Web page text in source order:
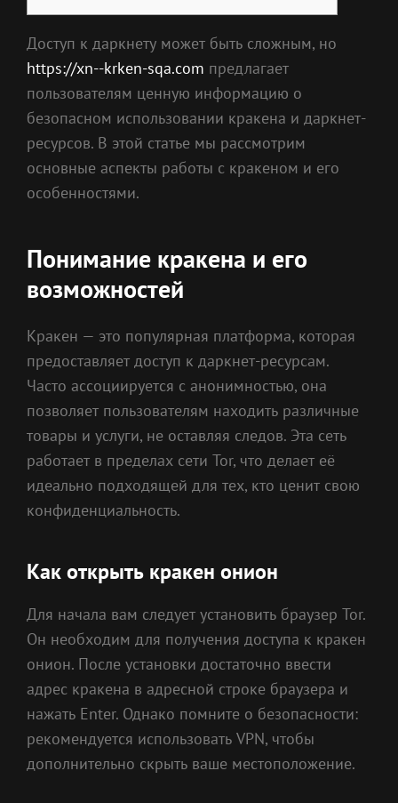
Доступ к даркнету может быть сложным, но
https://xn--krken-sqa.com предлагает
пользователям ценную информацию о
безопасном использовании кракена и даркнет-
ресурсов. В этой статье мы рассмотрим
основные аспекты работы с кракеном и его
особенностями.
Понимание кракена и его
возможностей
Кракен — это популярная платформа, которая
предоставляет доступ к даркнет-ресурсам.
Часто ассоциируется с анонимностью, она
позволяет пользователям находить различные
товары и услуги, не оставляя следов. Эта сеть
работает в пределах сети Tor, что делает её
идеально подходящей для тех, кто ценит свою
конфиденциальность.
Как открыть кракен онион
Для начала вам следует установить браузер Tor.
Он необходим для получения доступа к кракен
онион. После установки достаточно ввести
адрес кракена в адресной строке браузера и
нажать Enter. Однако помните о безопасности:
рекомендуется использовать VPN, чтобы
дополнительно скрыть ваше местоположение.